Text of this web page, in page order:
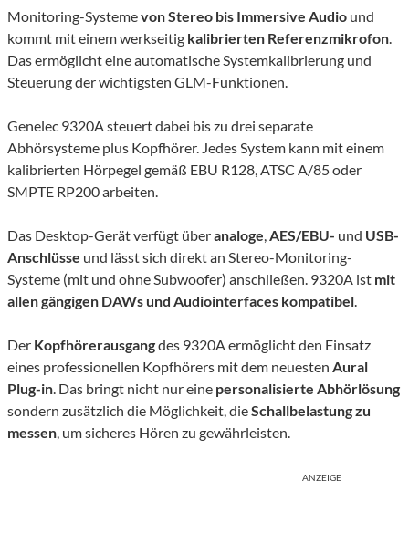
Monitoring-Systemevon Stereo bis Immersive Audio und
kommt mit einem werkseitig kalibrierten Referenzmikrofon.
Dasermöglichteineautomatische Systemkalibrierung und
Steuerung der wichtigsten GLM-Funktionen.
Genelec 9320Asteuert dabei bis zu drei separate
Abhörsysteme plus Kopfhörer. Jedes System kann mit einem
kalibrierten Hörpegel gemäß EBU R128, ATSC A/85 oder
SMPTE RP200 arbeiten.
Das Desktop-Gerät verfügt überanaloge,AES/EBU- und USB-
Anschlüsse und lässt sich direkt an Stereo-Monitoring-
Systeme (mit und ohne Subwoofer) anschließen. 9320A ist mit
allen gängigen DAWs und Audiointerfaces kompatibel.
Der Kopfhörerausgangdes 9320A ermöglichtden Einsatz
eines professionellen Kopfhörers mit dem neuesten Aural
Plug-in. Das bringt nicht nur eine personalisierte Abhörlösung
sondern zusätzlich die Möglichkeit, dieSchallbelastungzu
messen, um sicheres Hören zu gewährleisten.
ANZEIGE